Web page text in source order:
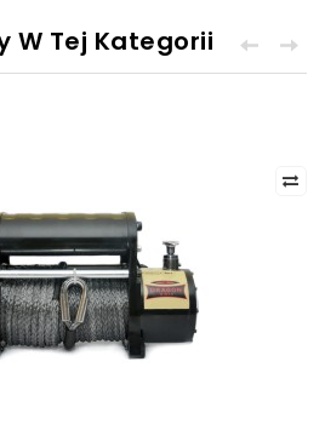
W Tej Kategorii